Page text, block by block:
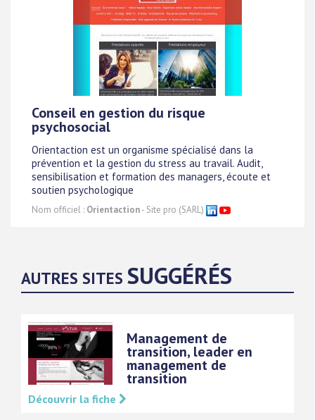
Conseil en gestion du risque
psychosocial
Orientaction est un organisme spécialisé dans la
prévention et la gestion du stress au travail. Audit,
sensibilisation et formation des managers, écoute et
soutien psychologique
Nom officiel : Orientaction- Site pro (SARL)
AUTRES SITES SUGGÉRÉS
Management de
transition, leader en
management de
transition
Découvrir la fiche